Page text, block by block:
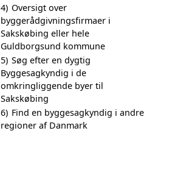
4) Oversigt over
byggerådgivningsfirmaer i
Sakskøbing eller hele
Guldborgsund kommune
5) Søg efter en dygtig
Byggesagkyndig i de
omkringliggende byer til
Sakskøbing
6) Find en byggesagkyndig i andre
regioner af Danmark